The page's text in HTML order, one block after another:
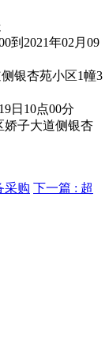
到2021年02月09
银杏苑小区1幢3
日10点00分
娇子大道侧银杏
采购 下一篇 : 超